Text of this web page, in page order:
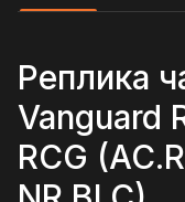
Реплика
Vanguard
RCG